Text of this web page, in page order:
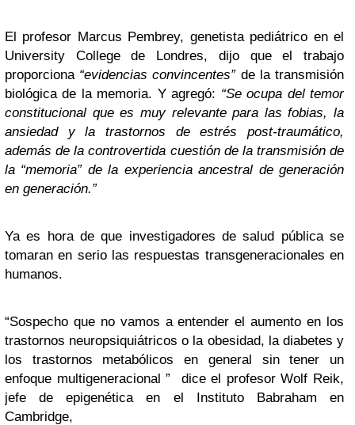
El profesor Marcus Pembrey, genetista pediátrico en el
University College de Londres, dijo que el trabajo
proporciona “evidencias convincentes”de la transmisión
biológica de la memoria. Y agregó: “Se ocupa del temor
constitucional que es muy relevante para las fobias, la
ansiedad y la trastornos de estrés post-traumático,
además de la controvertida cuestión de la transmisión de
la “memoria” de la experiencia ancestral de generación
en generación.”
Ya es hora de que investigadores de salud pública se
tomaran en serio las respuestas transgeneracionales en
humanos.
“Sospecho que no vamos a entender el aumento en los
trastornos neuropsiquiátricos o la obesidad, la diabetes y
los trastornos metabólicos en general sin tener un
enfoque multigeneracional ” dice el profesor Wolf Reik,
jefe de epigenética en el Instituto Babraham en
Cambridge,